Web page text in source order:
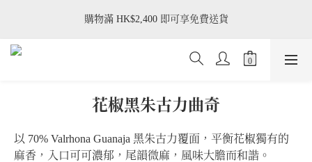
購物滿 HK$2,400 即可享免費送貨
購物滿 HK$2,400 即可享免費送貨
星期二/ 三只供應茉莉開心果塔、榛果威士忌塔、黑森林蛋糕、豆
腐柚子蛋糕、梅酒乳酪蛋糕
購物滿 HK$2,400 即可享免費送貨
花椒黑朱古力曲奇
以 70% Valrhona Guanaja 黑朱古力覆面，平衡花椒獨有的
麻香，入口可可濃郁，尾韻微麻，風味大膽而和諧。